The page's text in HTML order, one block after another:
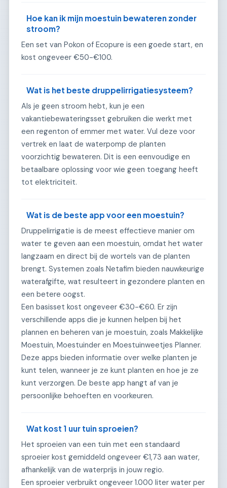
Hoe kan ik mijn moestuin bewateren zonder
stroom?
Een set van Pokon of Ecopure is een goede start, en
kost ongeveer €50-€100.
Wat is het beste druppelirrigatiesysteem?
Als je geen stroom hebt, kun je een
vakantiebewateringsset gebruiken die werkt met
een regenton of emmer met water. Vul deze voor
vertrek en laat de waterpomp de planten
voorzichtig bewateren. Dit is een eenvoudige en
betaalbare oplossing voor wie geen toegang heeft
tot elektriciteit.
Wat is de beste app voor een moestuin?
Druppelirrigatie is de meest effectieve manier om
water te geven aan een moestuin, omdat het water
langzaam en direct bij de wortels van de planten
brengt. Systemen zoals Netafim bieden nauwkeurige
waterafgifte, wat resulteert in gezondere planten en
een betere oogst.
Een basisset kost ongeveer €30-€60. Er zijn
verschillende apps die je kunnen helpen bij het
plannen en beheren van je moestuin, zoals Makkelijke
Moestuin, Moestuinder en Moestuinweetjes Planner.
Deze apps bieden informatie over welke planten je
kunt telen, wanneer je ze kunt planten en hoe je ze
kunt verzorgen. De beste app hangt af van je
persoonlijke behoeften en voorkeuren.
Wat kost 1 uur tuin sproeien?
Het sproeien van een tuin met een standaard
sproeier kost gemiddeld ongeveer €1,73 aan water,
afhankelijk van de waterprijs in jouw regio.
Een sproeier verbruikt ongeveer 1.000 liter water per